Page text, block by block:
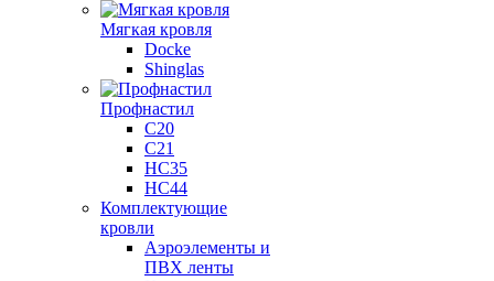
Мягкая кровля
Docke
Shinglas
Профнастил
C20
C21
НС35
НС44
Комплектующие
кровли
Аэроэлементы и
ПВХ ленты